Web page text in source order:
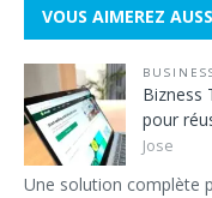
VOUS AIMEREZ
Bizness
pour
Jose
Une solution complète